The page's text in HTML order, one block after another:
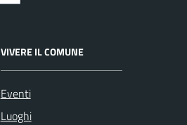
VIVERE IL COMUNE
Eventi
Luoghi